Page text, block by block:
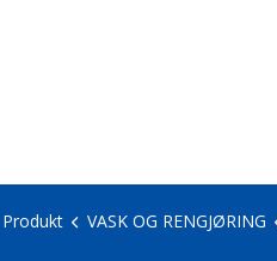
Produkt VASK OG RENGJØRING